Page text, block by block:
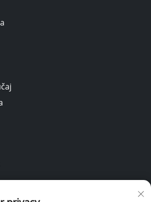
razvojni tim s modernim proizvodnim